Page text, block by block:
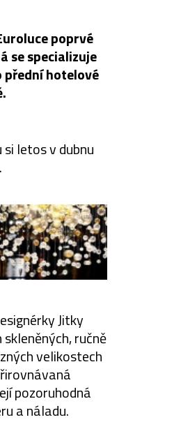
poprvé
se specializuje
přední hotelové
letos v dubnu
Jitky
ručně
velikostech
pozoruhodná
a náladu.